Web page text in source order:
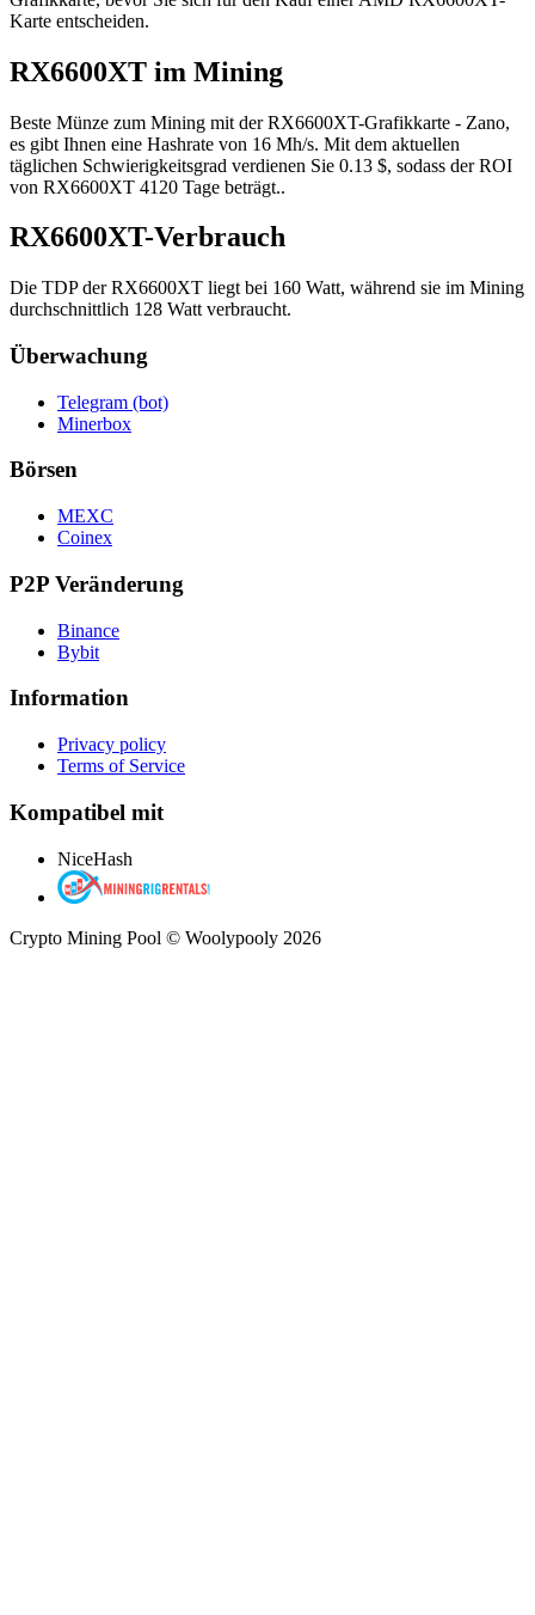
Karte entscheiden.
RX6600XT im Mining
Beste Münze zum Mining mit der RX6600XT-Grafikkarte - Zano,
es gibt Ihnen eine Hashrate von 16 Mh/s. Mit dem aktuellen
täglichen Schwierigkeitsgrad verdienen Sie 0.13 $, sodass der ROI
von RX6600XT 4120 Tage beträgt..
RX6600XT-Verbrauch
Die TDP der RX6600XT liegt bei 160 Watt, während sie im Mining
durchschnittlich 128 Watt verbraucht.
Überwachung
Telegram (bot)
Minerbox
Börsen
MEXC
Coinex
P2P Veränderung
Binance
Bybit
Information
Privacy policy
Terms of Service
Kompatibel mit
NiceHash
Crypto Mining Pool © Woolypooly 2026